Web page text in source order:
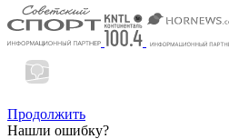
Продолжить
Нашли ошибку?